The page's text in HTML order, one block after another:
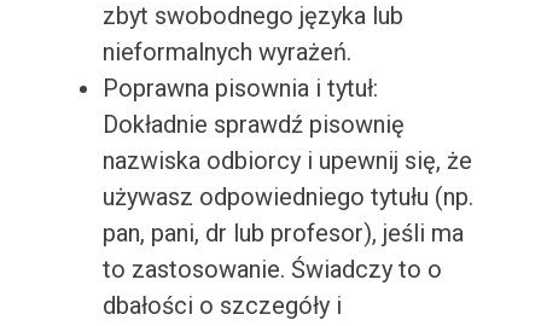
zbyt swobodnego języka lub
nieformalnych wyrażeń.
Poprawna pisownia i tytuł:
Dokładnie sprawdź pisownię
nazwiska odbiorcy i upewnij się, że
używasz odpowiedniego tytułu (np.
pan, pani, dr lub profesor), jeśli ma
to zastosowanie. Świadczy to o
dbałości o szczegóły i